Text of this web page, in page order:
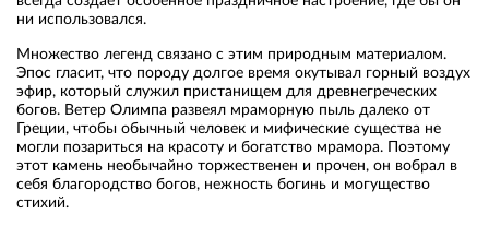
ни использовался.
Множество легенд связано с этим природным материалом.
Эпос гласит, что породу долгое время окутывал горный воздух
эфир, который служил пристанищем для древнегреческих
богов. Ветер Олимпа развеял мраморную пыль далеко от
Греции, чтобы обычный человек и мифические существа не
могли позариться на красоту и богатство мрамора. Поэтому
этот камень необычайно торжественен и прочен, он вобрал в
себя благородство богов, нежность богинь и могущество
стихий.